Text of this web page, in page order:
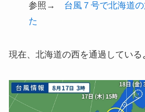
参照→ 台風７号で北海道
た
現在、北海道の西を通過している